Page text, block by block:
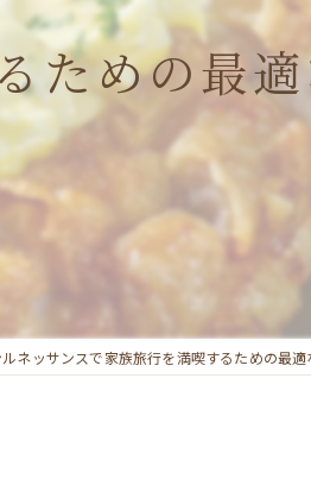
ための最
ネッサンスで家族旅行を満喫するための最